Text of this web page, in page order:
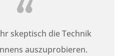
skeptisch die Technik
auszuprobieren.